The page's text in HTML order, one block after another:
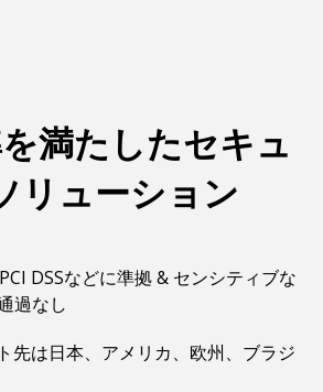
満たしたセキュ
リューション
DSSなどに準拠 & センシティブな
過なし
先は日本、アメリカ、欧州、ブラジ